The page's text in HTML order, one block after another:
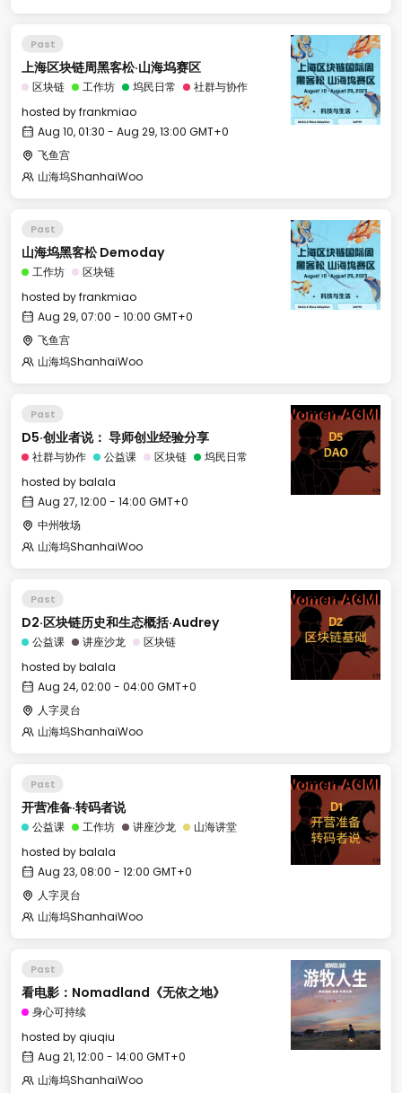
Past
上海区块链周黑客松·山海坞赛区
区块链 工作坊 坞民日常
社群与协作
hosted byfrankmiao
Aug 10, 01:30 - Aug 29, 13:00 GMT+0
飞鱼宫
山海坞ShanhaiWoo
Past
山海坞黑客松 Demoday
工作坊
区块链
hosted byfrankmiao
Aug 29, 07:00 - 10:00 GMT+0
飞鱼宫
山海坞ShanhaiWoo
Past
D5·创业者说： 导师创业经验分享
社群与协作 公益课 区块链
坞民日常
hosted bybalala
Aug 27, 12:00 - 14:00 GMT+0
中州牧场
山海坞ShanhaiWoo
Past
D2·区块链历史和生态概括·Audrey
公益课 讲座沙龙
区块链
hosted bybalala
Aug 24, 02:00 - 04:00 GMT+0
人字灵台
山海坞ShanhaiWoo
Past
开营准备·转码者说
公益课 工作坊 讲座沙龙
山海讲堂
hosted bybalala
Aug 23, 08:00 - 12:00 GMT+0
人字灵台
山海坞ShanhaiWoo
Past
看电影：Nomadland《无依之地》
身心可持续
hosted byqiuqiu
Aug 21, 12:00 - 14:00 GMT+0
山海坞ShanhaiWoo